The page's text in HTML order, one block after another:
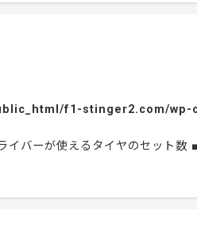
f1-stinger2.com/
バーが使えるタイヤのセット数